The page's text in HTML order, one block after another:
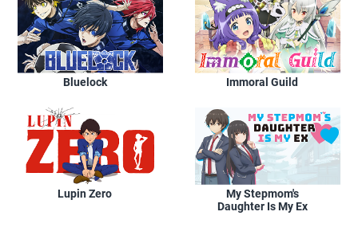
Bluelock Immoral Guild
Lupin Zero
My Stepmom's
Daughter Is My Ex